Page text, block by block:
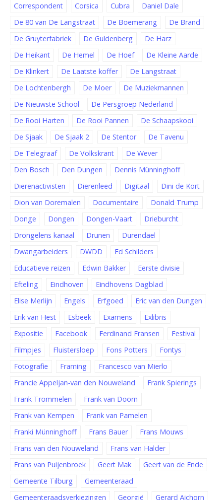
Correspondent
Corsica Cubra
Daniel Dale
De 80 van De Langstraat
De Boemerang
De Brand
De Gruyterfabriek
De Guldenberg
De Harz
De Heikant
De Hemel De Hoef
De Kleine Aarde
De Klinkert
De Laatste koffer
De Langstraat
De Lochtenbergh
De Moer
De Muziekmannen
De Nieuwste School
De Persgroep Nederland
De Rooi Harten
De Rooi Pannen
De Schaapskooi
De Sjaak
De Sjaak 2 De Stentor
De Tavenu
De Telegraaf
De Volkskrant
De Wever
Den Bosch
Den Dungen
Dennis Münninghoff
Dierenactivisten
Dierenleed Digitaal
Dini de Kort
Dion van Doremalen
Documentaire
Donald Trump
Donge
Dongen Dongen-Vaart
Drieburcht
Drongelens kanaal
Drunen
Durendael
Dwangarbeiders
DWDD
Ed Schilders
Educatieve reizen
Edwin Bakker
Eerste divisie
Efteling
Eindhoven
Eindhovens Dagblad
Elise Merlijn
Engels Erfgoed
Eric van den Dungen
Erik van Hest
Esbeek Examens
Exlibris
Expositie
Facebook Ferdinand Fransen
Festival
Filmpjes
Fluistersloep Fons Potters
Fontys
Fotografie
Framing
Francesco van Mierlo
Francie Appeljan-van den Nouweland
Frank Spierings
Frank Trommelen
Frank van Doorn
Frank van Kempen
Frank van Pamelen
Franki Münninghoff
Frans Bauer
Frans Mouws
Frans van den Nouweland
Frans van Halder
Frans van Puijenbroek
Geert Mak
Geert van de Ende
Gemeente Tilburg
Gemeenteraad
Gemeenteraadsverkiezingen
Georgië
Gerard Aichorn